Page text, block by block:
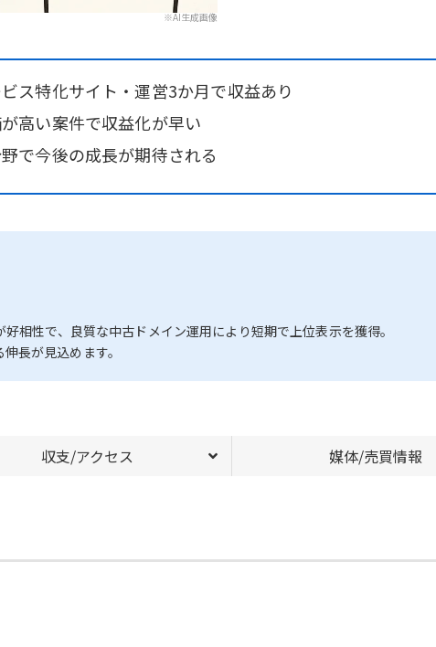
※AI生成画像
ス特化サイト・運営3か月で収益あり
高い案件で収益化が早い
で今後の成長が期待される
相性で、良質な中古ドメイン運用により短期で上位表示を獲得。
長が見込めます。
収支/アクセス 媒体/売買情報